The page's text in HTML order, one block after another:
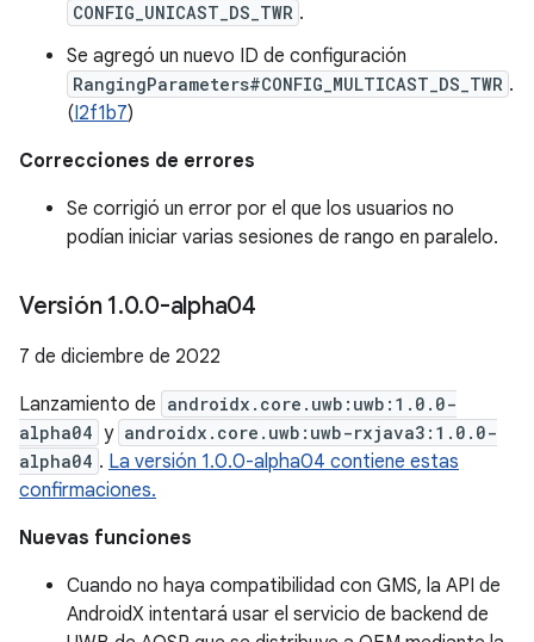
CONFIG_UNICAST_DS_TWR .
Se agregó un nuevo ID de configuración
RangingParameters#CONFIG_MULTICAST_DS_TWR .
(I2f1b7)
Correcciones de errores
Se corrigió un error por el que los usuarios no
podían iniciar varias sesiones de rango en paralelo.
Versión 1.0.0-alpha04
7 de diciembre de 2022
Lanzamiento de androidx.core.uwb:uwb:1.0.0-
alpha04 y androidx.core.uwb:uwb-rxjava3:1.0.0-
alpha04 . La versión 1.0.0-alpha04 contiene estas
confirmaciones.
Nuevas funciones
Cuando no haya compatibilidad con GMS, la API de
AndroidX intentará usar el servicio de backend de